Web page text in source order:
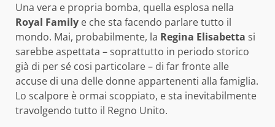
Una vera e propria bomba, quella esplosa nella
Royal Family e che sta facendo parlare tutto il
mondo. Mai, probabilmente, la Regina Elisabetta si
sarebbe aspettata – soprattutto in periodo storico
già di per sé cosi particolare – di far fronte alle
accuse di una delle donne appartenenti alla famiglia.
Lo scalpore è ormai scoppiato, e sta inevitabilmente
travolgendo tutto il Regno Unito.